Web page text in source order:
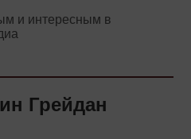
и интересным в
Грейдан